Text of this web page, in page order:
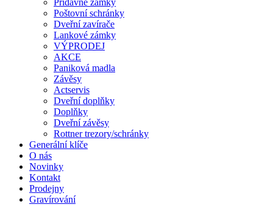
Přídavné zámky
Poštovní schránky
Dveřní zavírače
Lankové zámky
VÝPRODEJ
AKCE
Paniková madla
Závěsy
Actservis
Dveřní doplňky
Doplňky
Dveřní závěsy
Rottner trezory/schránky
Generální klíče
O nás
Novinky
Kontakt
Prodejny
Gravírování